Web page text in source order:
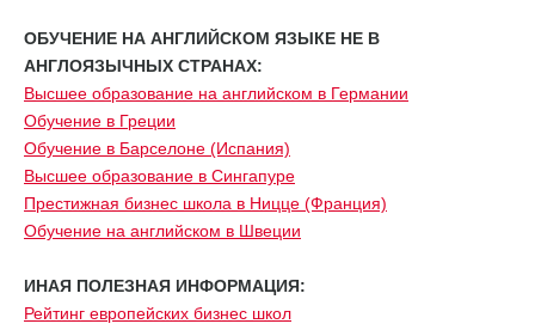
ОБУЧЕНИЕ НА АНГЛИЙСКОМ ЯЗЫКЕ НЕ В
АНГЛОЯЗЫЧНЫХ СТРАНАХ:
Высшее образование на английском в Германии
Обучение в Греции
Обучение в Барселоне (Испания)
Высшее образование в Сингапуре
Престижная бизнес школа в Ницце (Франция)
Обучение на английском в Швеции
ИНАЯ ПОЛЕЗНАЯ ИНФОРМАЦИЯ:
Рейтинг европейских бизнес школ